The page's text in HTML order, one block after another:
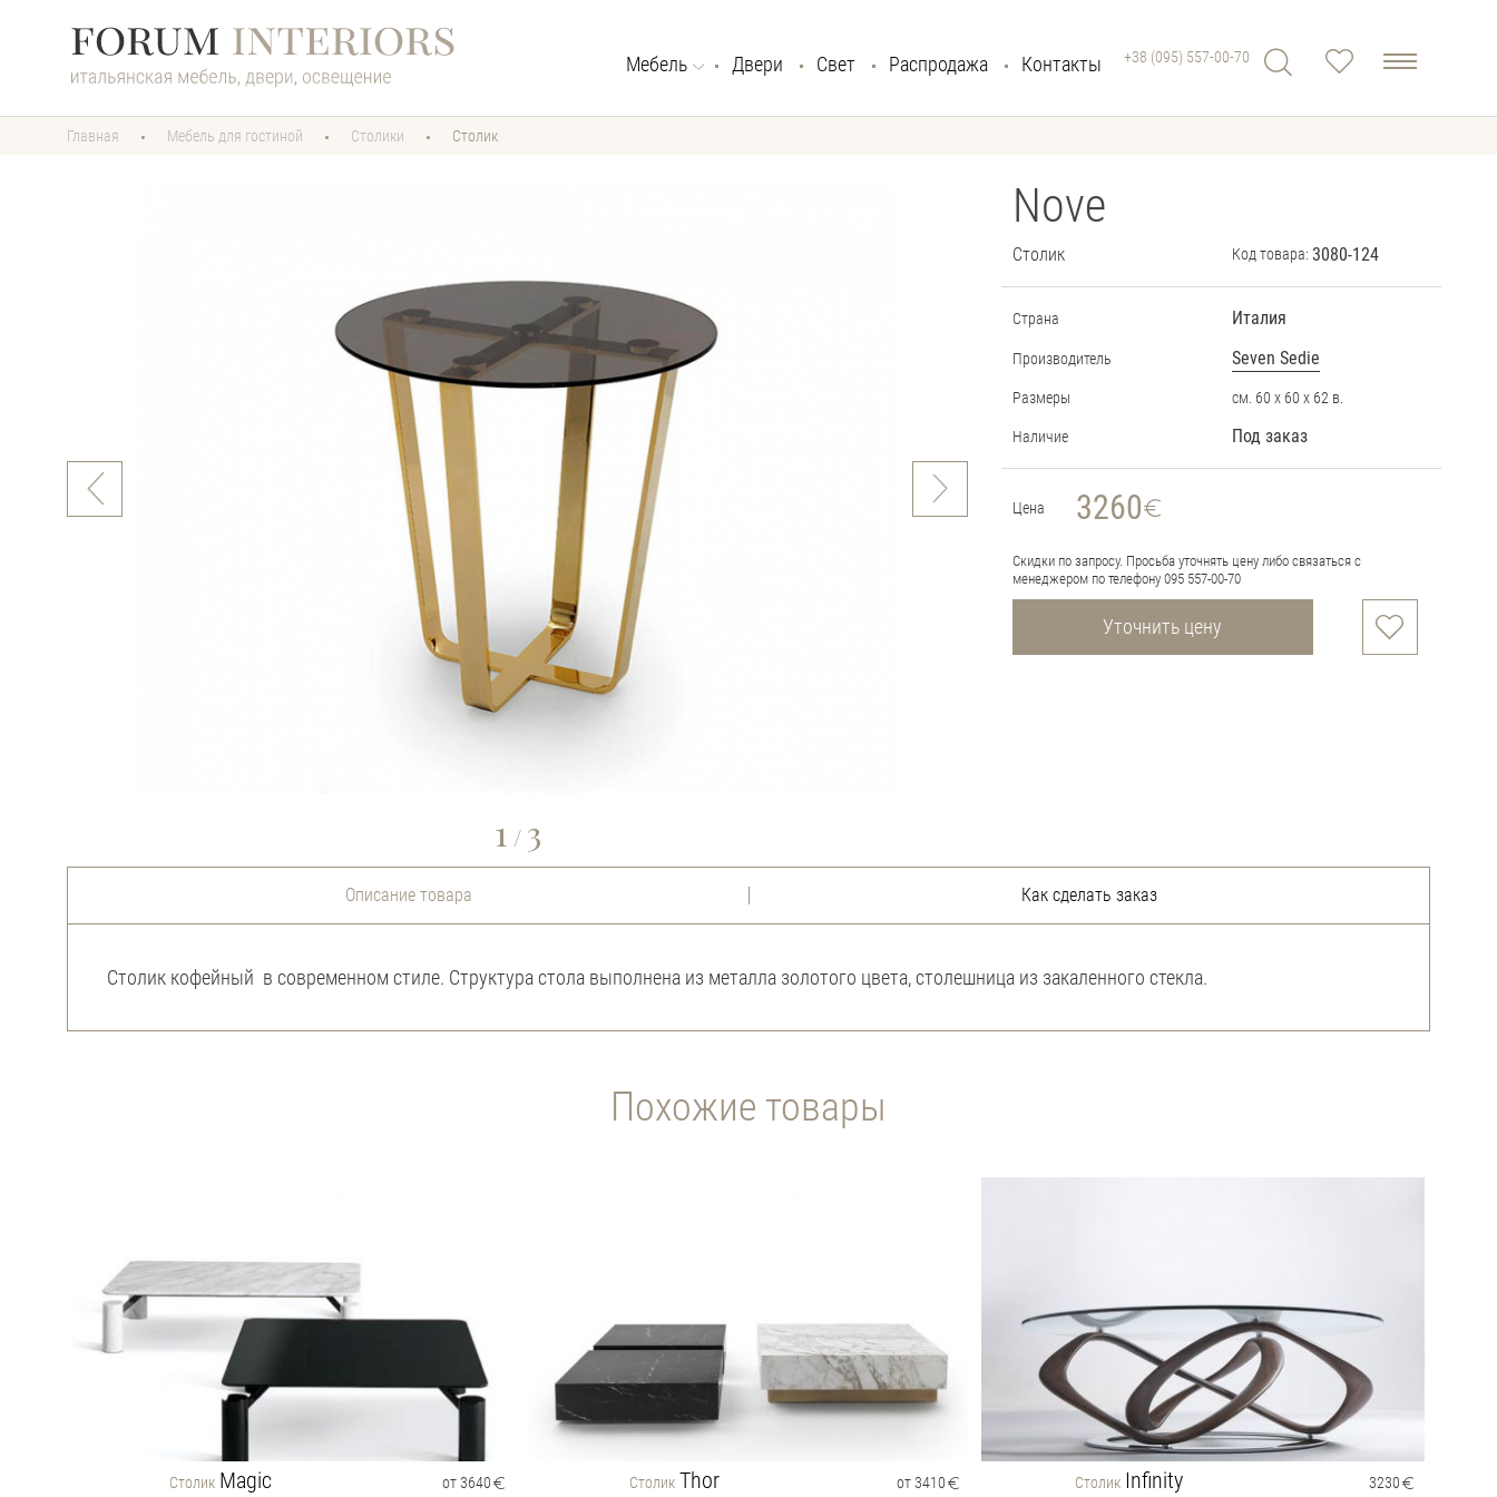
Мебель Двери Свет Распродажа Контакты +38 (095) 557-00-70
Главная Мебель для гостиной Cтолики Столик
1 / 3
Nove
Столик Код товара:3080-124
Страна Италия
Производитель Seven Sedie
Размеры см. 60 х 60 х 62 в.
Наличие Под заказ
Цена 3260
Скидки по запросу. Просьба уточнять цену либо связаться с
менеджером по телефону 095 557-00-70
Уточнить цену
Описание товара Как сделать заказ
Столик кофейный в современном стиле. Структура стола выполнена из металла золотого цвета, столешница из закаленного стекла.
Похожие товары
Столик Magic от 3640 Столик Thor от 3410 Столик Infinity 3230